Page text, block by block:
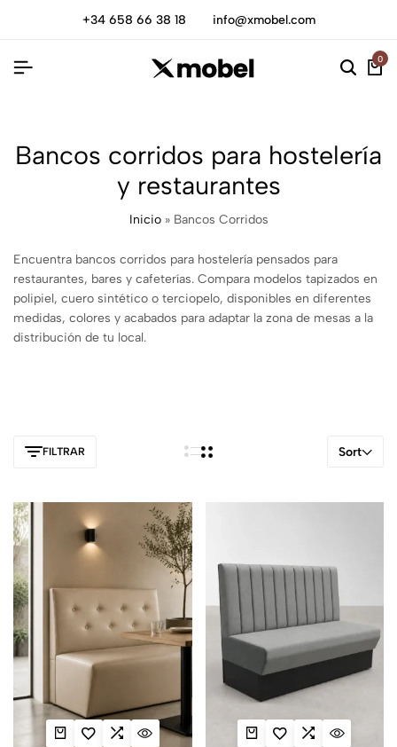
+34 658 66 38 18 info@xmobel.com
0
Bancos corridos para hostelería
y restaurantes
Inicio» Bancos Corridos
Encuentra bancos corridos para hostelería pensados para
restaurantes, bares y cafeterías. Compara modelos tapizados en
polipiel, cuero sintético o terciopelo, disponibles en diferentes
medidas, colores y acabados para adaptar la zona de mesas a la
distribución de tu local.
FILTRAR Sort